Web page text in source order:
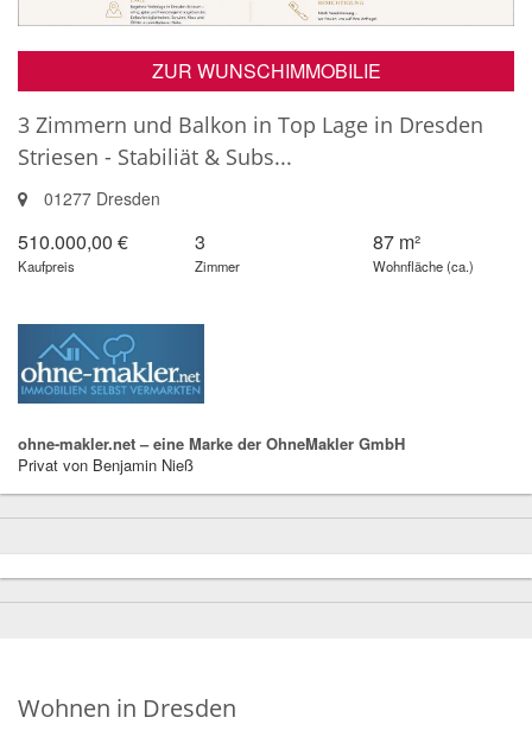
ZUR WUNSCHIMMOBILIE
3 Zimmern und Balkon in Top Lage in Dresden
Striesen - Stabiliät & Subs...
01277 Dresden
510.000,00 €
Kaufpreis
3
Zimmer
87 m²
Wohnfläche (ca.)
ohne-makler.net – eine Marke der OhneMakler GmbH
Privat von Benjamin Nieß
Wohnen in Dresden